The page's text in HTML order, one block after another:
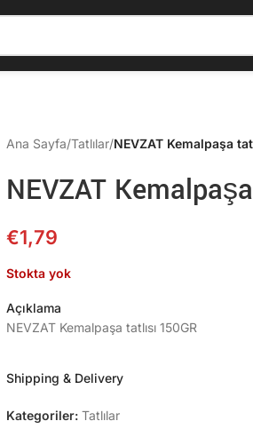
Ana Sayfa/Tatlılar/NEVZAT Kemalpaşa
NEVZAT
€1,79
Stokta yok
Açıklama
NEVZAT Kemalpaşa tatlısı 150GR
Shipping & Delivery
Kategoriler: Tatlılar